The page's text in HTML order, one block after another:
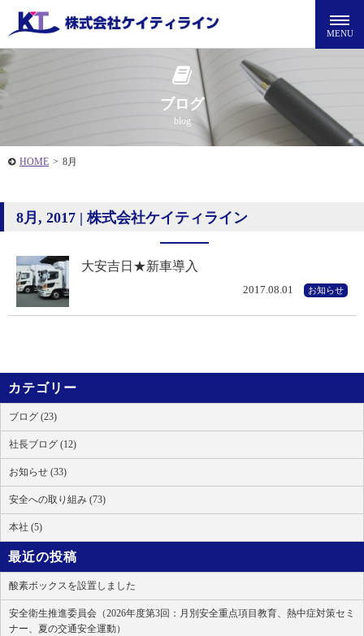
ブログ
blog
HOME > 8月
8月, 2017 | 株式会社ケイティライン
大安吉日★新車導入
2017.08.01 お知らせ
カテゴリー
ブログ (23)
社長ブログ (12)
お知らせ (33)
安全への取り組み (73)
本社 (5)
最近の投稿
酸素ボックスを設置しました
安全衛生推進委員会（2026年度第3回：月別安全重点項目教育、熱中症対策セミ
ナー、夏の交通安全運動）